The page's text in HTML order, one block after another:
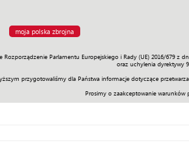
moja polska zbrojna
Rozporządzenie Parlamentu Europejskiego i Rady (UE) 2016/679
oraz uchylenia dyrektywy
przygotowaliśmy dla Państwa informacje dotyczące
Prosimy o zaakceptowanie
Misje Polityka Prawo Świat